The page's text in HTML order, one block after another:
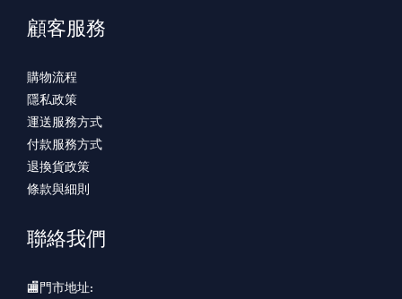
顧客服務
購物流程
隱私政策
運送服務方式
付款服務方式
退換貨政策
條款與細則
聯絡我們
🏬門市地址: